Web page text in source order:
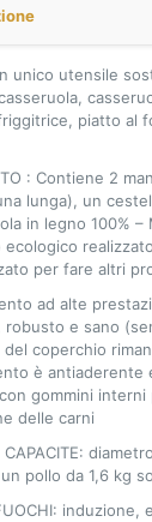
unico utensile
piatto al
: Contiene 2
lunga), un
in legno 100% –
per fare altri
ad alte
robusto e sano
del coperchio
è antiaderente
gommini interni
delle carni
CAPACITE:
pollo da 1,6 kg